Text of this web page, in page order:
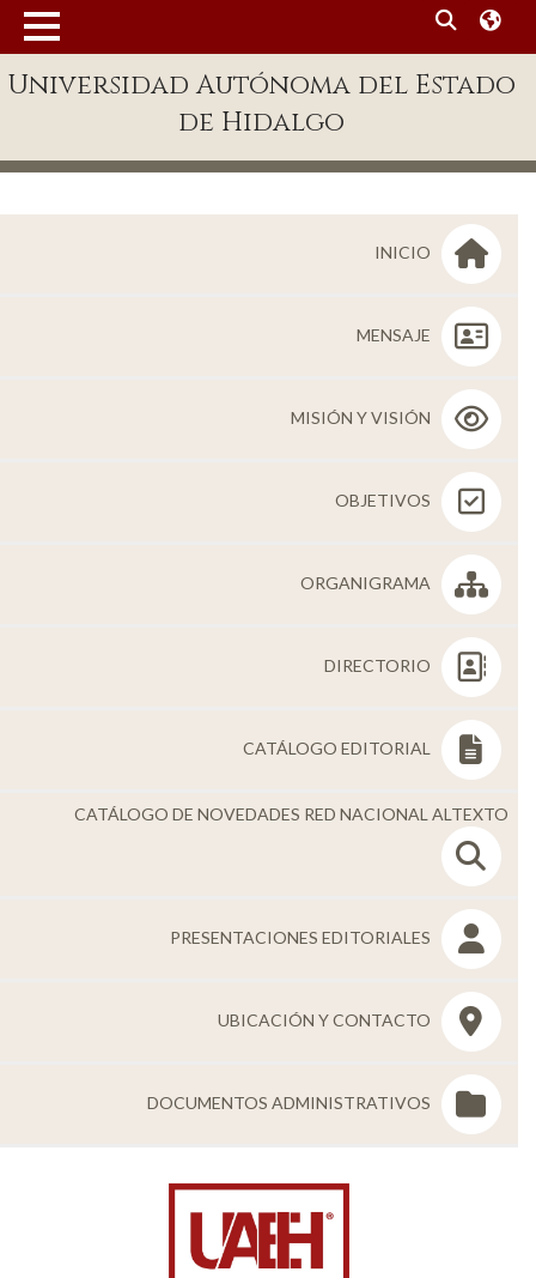
Enlaces
Universidad Autónoma del Estado
de Hidalgo
INICIO
MENSAJE
MISIÓN Y VISIÓN
OBJETIVOS
ORGANIGRAMA
DIRECTORIO
CATÁLOGO EDITORIAL
CATÁLOGO DE NOVEDADES RED NACIONAL ALTEXTO
PRESENTACIONES EDITORIALES
UBICACIÓN Y CONTACTO
DOCUMENTOS ADMINISTRATIVOS